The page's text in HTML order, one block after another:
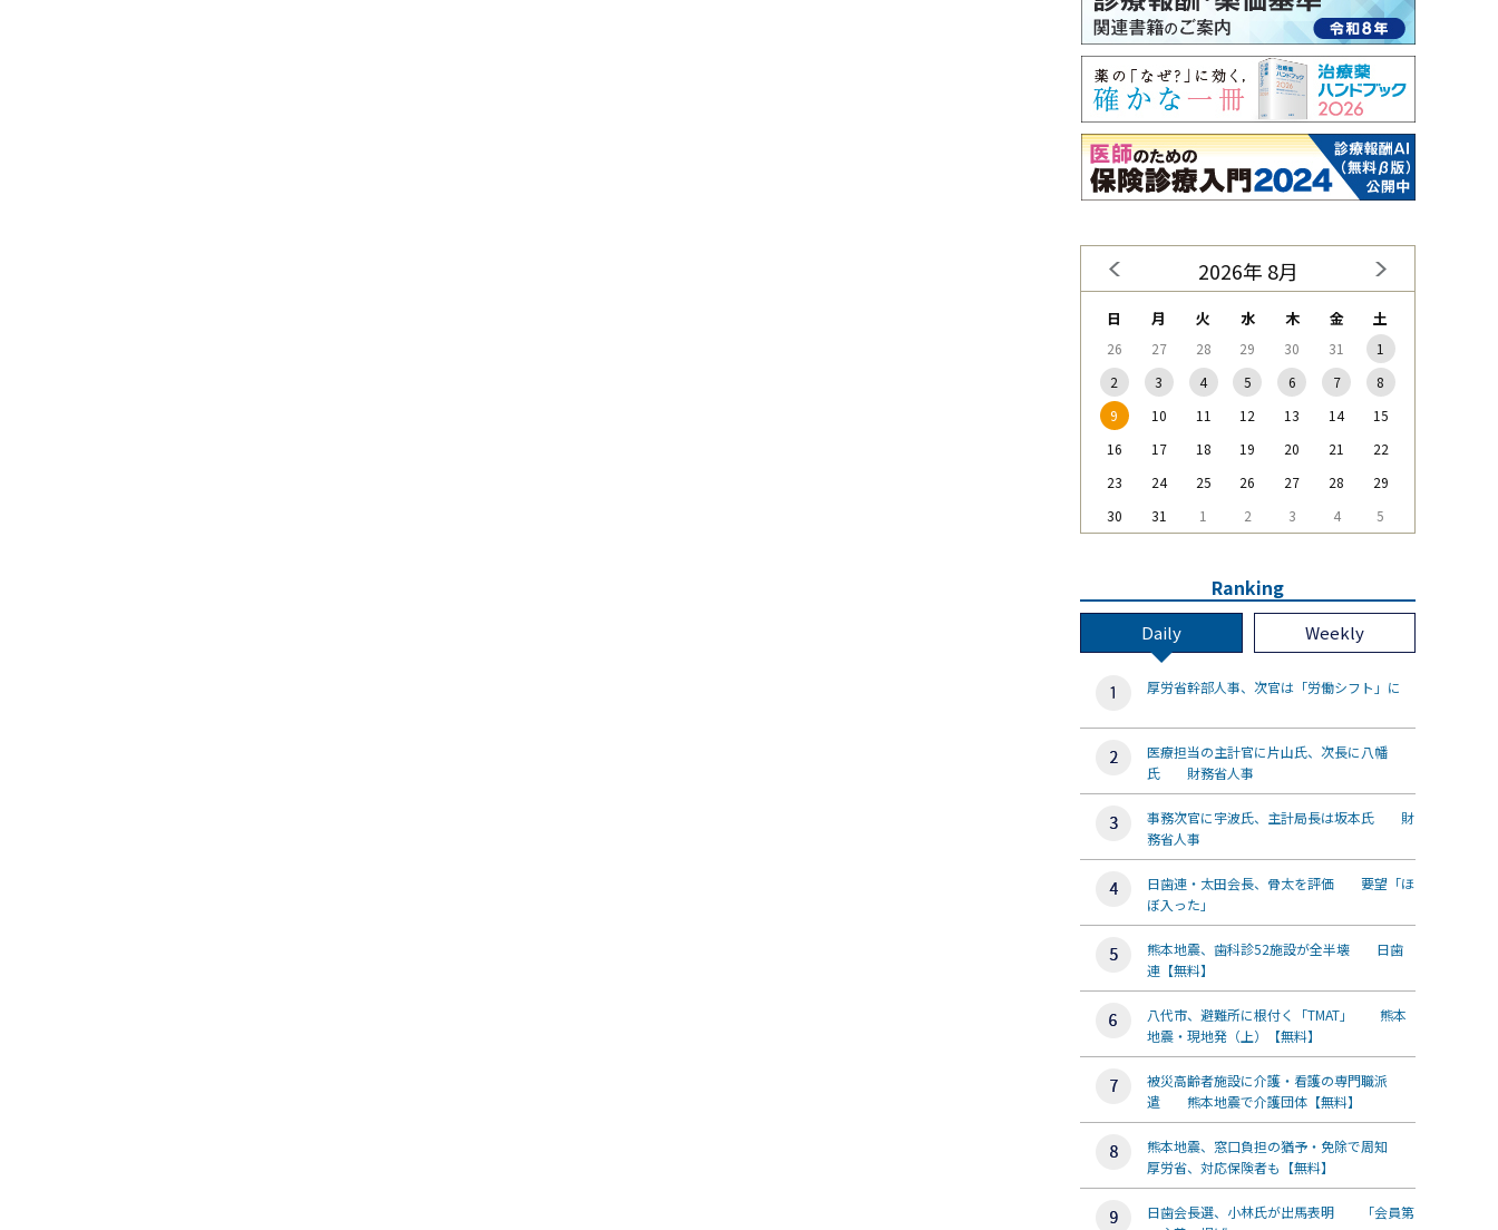
2026年 8月
日 月 火 水 木 金 土
26 27 28 29 30 31
1
2
3 4 5 6 7
8
9
10 11 12 13 14
15
16
17 18 19 20 21
22
23
24 25 26 27 28
29
30
31 1 2 3 4 5
Ranking
Daily Weekly
厚労省幹部人事、次官は「労働シフト」に
医療担当の主計官に片山氏、次長に八幡
氏 財務省人事
事務次官に宇波氏、主計局長は坂本氏 財
務省人事
日歯連・太田会長、骨太を評価 要望「ほ
ぼ入った」
熊本地震、歯科診52施設が全半壊 日歯
連【無料】
八代市、避難所に根付く「TMAT」 熊本
地震・現地発（上）【無料】
被災高齢者施設に介護・看護の専門職派
遣 熊本地震で介護団体【無料】
熊本地震、窓口負担の猶予・免除で周知
厚労省、対応保険者も【無料】
日歯会長選、小林氏が出馬表明 「会員第